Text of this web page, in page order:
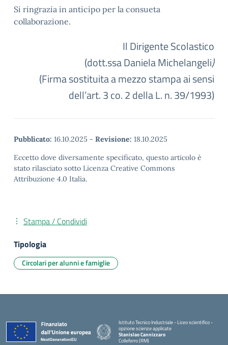
Si ringrazia in anticipo per la consueta
collaborazione.
Il Dirigente Scolastico
(dott.ssa Daniela Michelangeli)
(Firma sostituita a mezzo stampa ai sensi
dell’art. 3 co. 2 della L. n. 39/1993)
Pubblicato: 16.10.2025 - Revisione: 18.10.2025
Eccetto dove diversamente specificato, questo articolo è
stato rilasciato sotto Licenza Creative Commons
Attribuzione 4.0 Italia.
Stampa / Condividi
Tipologia
Circolari per alunni e famiglie
Istituto Tecnico Industriale - Liceo scientifico -
opzione scienze applicate
Stanislao Cannizzaro
Colleferro (RM)